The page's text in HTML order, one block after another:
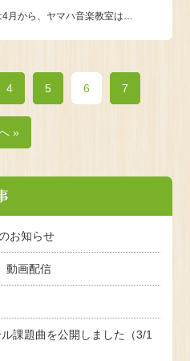
月から、ヤマハ音楽教室は…
4 5 6 7
»
お知らせ
動画配信
課題曲を公開しました（3/1